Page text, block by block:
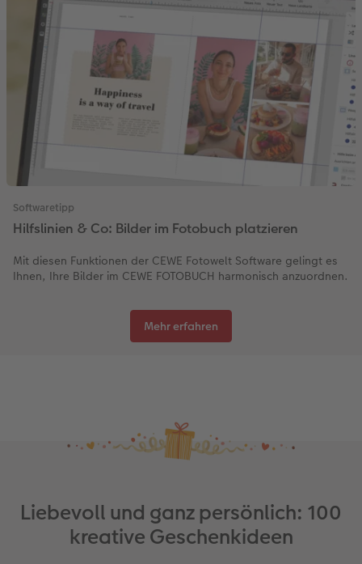
Softwaretipp
Hilfslinien & Co: Bilder im Fotobuch platzieren
Mit diesen Funktionen der CEWE Fotowelt Software gelingt es
Ihnen, Ihre Bilder im CEWE FOTOBUCH harmonisch anzuordnen.
Mehr erfahren
Liebevoll und ganz persönlich: 100
kreative Geschenkideen